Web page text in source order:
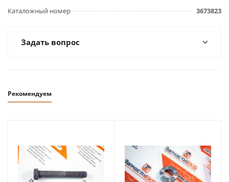
Каталожный номер 3673823
Задать вопрос
Рекомендуем